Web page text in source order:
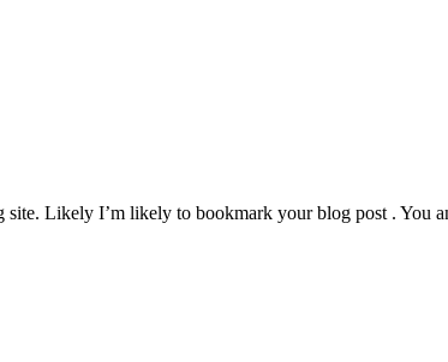
Likely I’m likely to bookmark your blog post .